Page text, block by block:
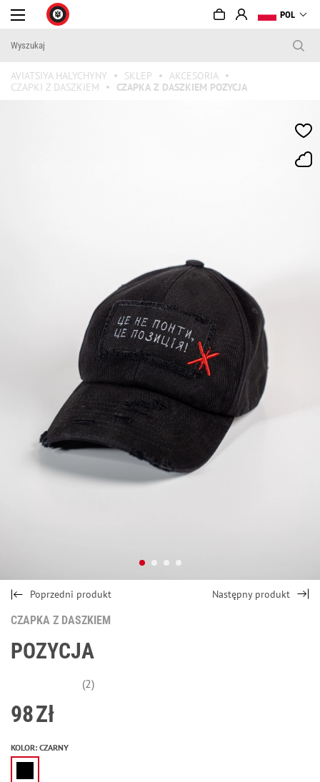
POL
AVIATSIYA HALYCHYNY SKLEP
AKCESORIA
CZAPKI Z DASZKIEM
CZAPKА Z DASZKIEM POZYCJA
Poprzedni produkt Następny produkt
CZAPKА Z DASZKIEM
POZYCJA
(2)
98Zł
KOLOR: CZARNY